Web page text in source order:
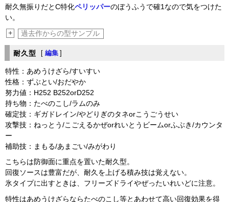
耐久無振りだとC特化ペリッパーのぼうふうで確1なので気をつけた
い。
+ 過去作からの型サンプル
耐久型 [ 編集 ]
特性：あめうけざら/すいすい
性格：ずぶとい/おだやか
努力値：H252 B252orD252
持ち物：たべのこし/ラムのみ
確定技：ギガドレイン/やどりぎのタネorこうごうせい
攻撃技：ねっとう/こごえるかぜorれいとうビームorふぶき/カウンタ
ー
補助技：まもる/あまごい/みがわり
こちらは防御面に重点を置いた耐久型。
回復ソースは豊富だが、耐久を上げる積み技は覚えない。
氷タイプに出すときは、フリーズドライやぜったいれいどに注意。
特性はあめうけざらならたべのこし等とあわせて高い回復効果を得